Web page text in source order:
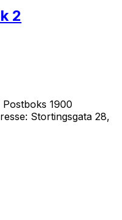
2
Postboks 1900
Stortingsgata 28,